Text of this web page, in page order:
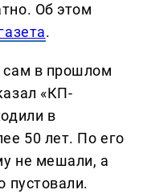
Об этом
.
сам в прошлом
«КП-
в
50 лет. По его
не мешали, а
пустовали.